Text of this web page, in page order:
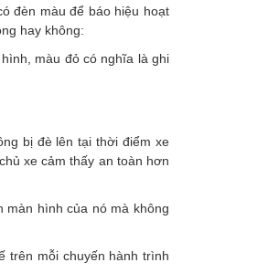
đèn màu để báo hiệu hoạt
hay không:
màu đỏ có nghĩa là ghi
bị đè lên tại thời điểm xe
xe cảm thấy an toàn hơn
màn hình của nó mà không
trên mỗi chuyến hành trình